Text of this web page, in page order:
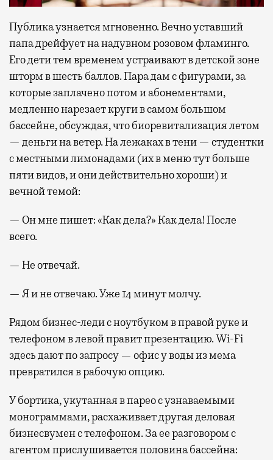
Публика узнается мгновенно. Вечно уставший
папа дрейфует на надувном розовом фламинго.
Его дети тем временем устраивают в детской зоне
шторм в шесть баллов. Пара дам с фигурами, за
которые заплачено потом и абонементами,
медленно нарезает круги в самом большом
бассейне, обсуждая, что биоревитализация летом
— деньги на ветер. На лежаках в тени — студентки
с местными лимонадами (их в меню тут больше
пяти видов, и они действительно хороши) и
вечной темой:
— Он мне пишет: «Как дела?» Как дела! После
всего.
— Не отвечай.
— Я и не отвечаю. Уже 14 минут молчу.
Рядом бизнес-леди с ноутбуком в правой руке и
телефоном в левой правит презентацию. Wi-Fi
здесь дают по запросу — офис у воды из мема
превратился в рабочую опцию.
У бортика, укутанная в парео с узнаваемыми
монограммами, расхаживает другая деловая
бизнесвумен с телефоном. За ее разговором с
агентом прислушивается половина бассейна: